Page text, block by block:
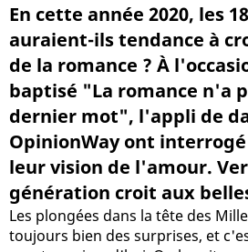
En cette année 2020, les
auraient-ils tendance à
de la romance ? À
baptisé "La romance n'a
dernier mot", l'appli de
OpinionWay ont
leur vision de l'amour.
génération croit aux
Les plongées dans la tête des
toujours bien des surprises, et